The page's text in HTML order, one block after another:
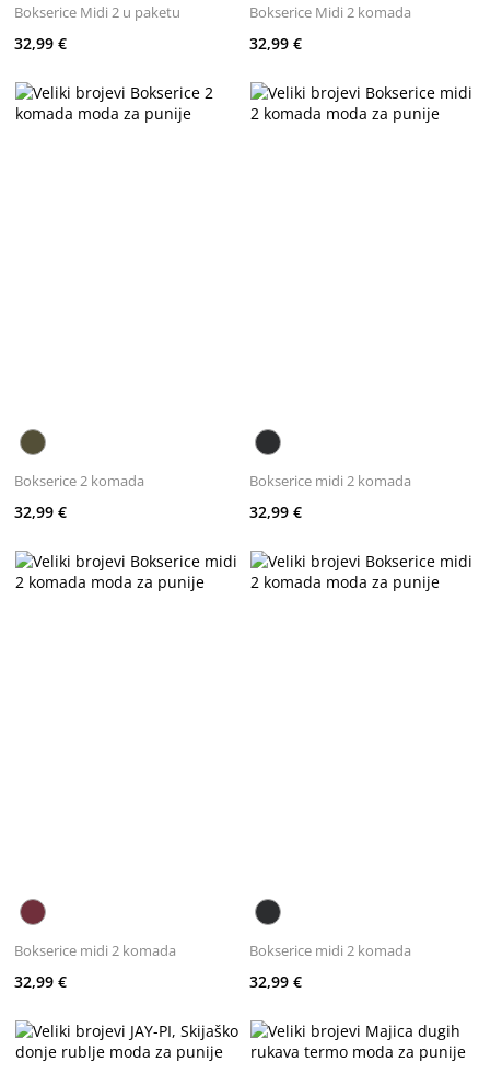
Bokserice Midi 2 u paketu
32,99 €
Bokserice Midi 2 komada
32,99 €
Bokserice 2 komada
32,99 €
Bokserice midi 2 komada
32,99 €
Bokserice midi 2 komada
32,99 €
Bokserice midi 2 komada
32,99 €